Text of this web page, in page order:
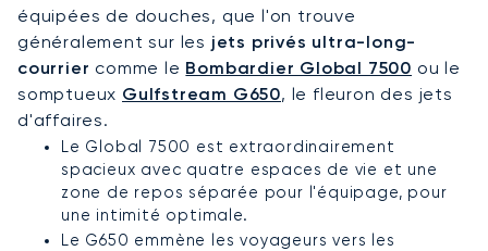
équipées de douches, que l'on trouve
généralement sur les jets privés ultra-long-
courrier comme le Bombardier Global 7500 ou le
somptueux Gulfstream G650, le fleuron des jets
d'affaires.
Le Global 7500 est extraordinairement
spacieux avec quatre espaces de vie et une
zone de repos séparée pour l'équipage, pour
une intimité optimale.
Le G650 emmène les voyageurs vers les